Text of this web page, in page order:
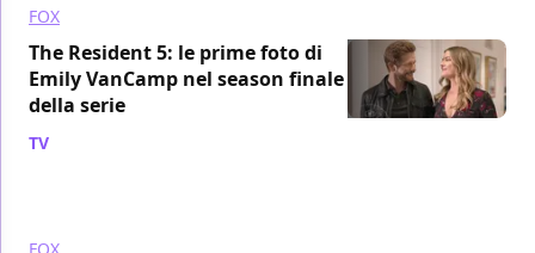
FOX
The Resident 5: le prime foto di
Emily VanCamp nel season finale
della serie
TV